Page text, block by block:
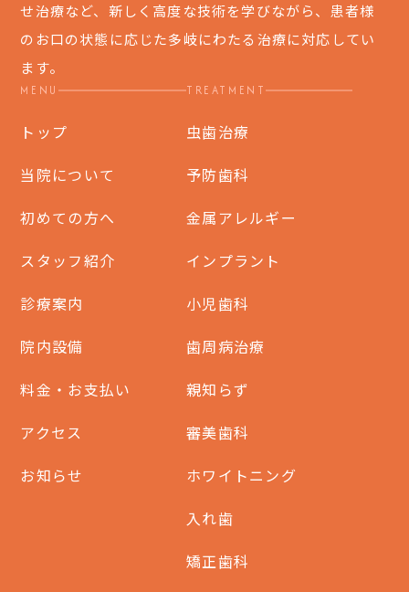
MENU
トップ
当院について
初めての方へ
スタッフ紹介
診療案内
院内設備
料金・お支払い
アクセス
お知らせ
TREATMENT
虫歯治療
予防歯科
金属アレルギー
インプラント
小児歯科
歯周病治療
親知らず
審美歯科
ホワイトニング
入れ歯
矯正歯科
せ治療など、新しく高度な技術を学びながら、患者様
のお口の状態に応じた多岐にわたる治療に対応してい
ます。